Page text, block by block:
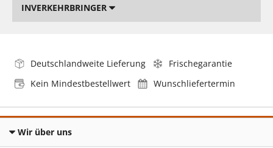
INVERKEHRBRINGER
Deutschlandweite Lieferung
Frischegarantie
Kein Mindestbestellwert
Wunschliefertermin
Wir über uns